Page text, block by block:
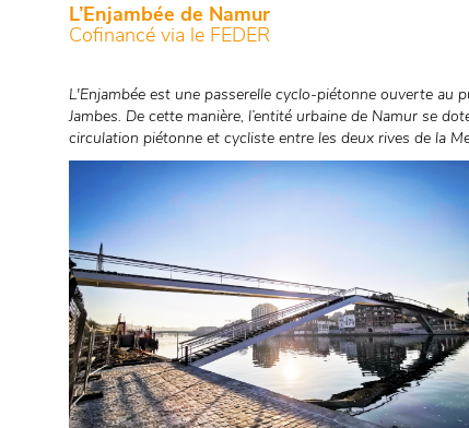
L’Enjambée de Namur
Cofinancé via le FEDER
L'Enjambée est une passerelle cyclo-piétonne ouverte au
Jambes. De cette manière, l’entité urbaine de Namur se
circulation piétonne et cycliste entre les deux rives de la